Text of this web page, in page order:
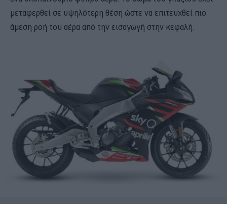
μεταφερθεί σε υψηλότερη θέση ώστε να επιτευχθεί πιο
άμεση ροή του αέρα από την εισαγωγή στην κεφαλή.